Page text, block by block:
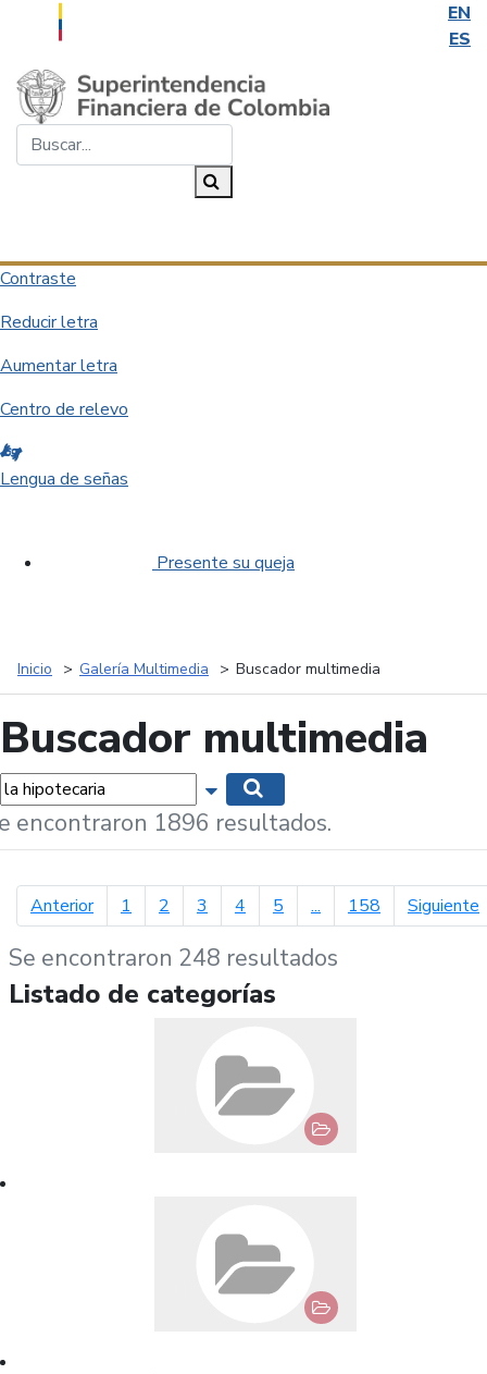
EN
ES
Saltar al contenido principal
Contraste
Reducir letra
Aumentar letra
Centro de relevo
Lengua de señas
Presente su queja
Inicio Galería Multimedia Buscador multimedia
Buscador multimedia
Mostrar opciones de búsqueda
encontraron 1896 resultados.
Anteriorpágina anterior
1 2 3 4 5 ... 158 Siguiente
Se encontraron 248 resultados
Listado de categorías